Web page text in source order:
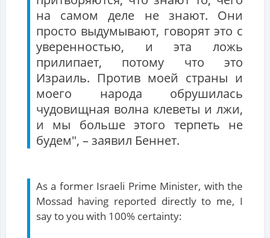
на самом деле не знают. Они
просто выдумывают, говорят это с
уверенностью, и эта ложь
прилипает, потому что это
Израиль. Против моей страны и
моего народа обрушилась
чудовищная волна клеветы и лжи,
и мы больше этого терпеть не
будем", – заявил Беннет.
As a former Israeli Prime Minister, with the
Mossad having reported directly to me, I
say to you with 100% certainty: